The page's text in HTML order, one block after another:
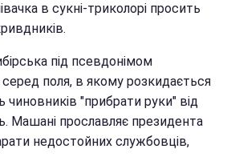
в сукні-триколорі просить
під псевдонімом
серед поля, в якому розкидається
чиновників "прибрати руки" від
Машані прославляє президента
недостойних службовців,